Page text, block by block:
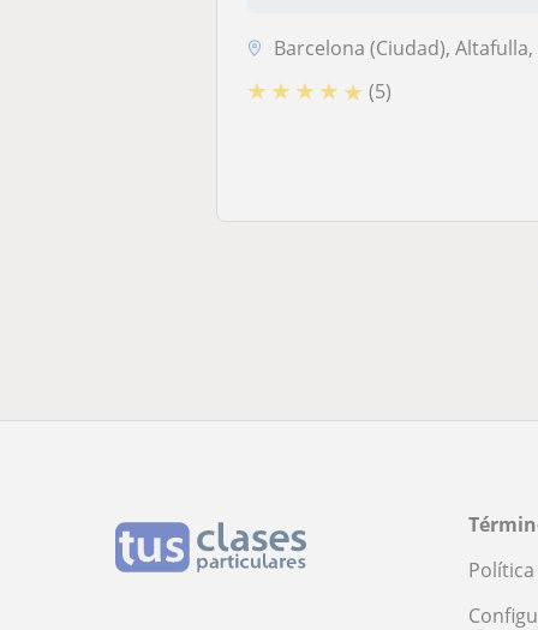
Barcelona (Ciudad), Altafulla, La Riba, Mont-Ral, Reus, Tarragona, Valls
★ ★ ★ ★ ★ (5)